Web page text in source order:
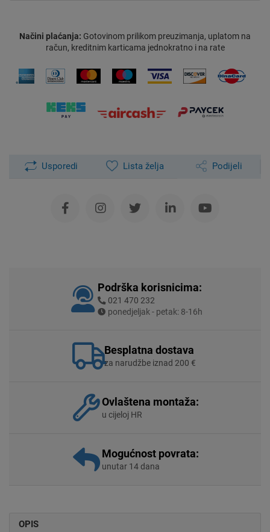
Načini plaćanja: Gotovinom prilikom preuzimanja, uplatom na
račun, kreditnim karticama jednokratno i na rate
Usporedi Lista želja Podijeli
Podrška korisnicima:
021 470 232
ponedjeljak - petak: 8-16h
Besplatna dostava
za narudžbe iznad 200 €
Ovlaštena montaža:
u cijeloj HR
Mogućnost povrata:
unutar 14 dana
OPIS